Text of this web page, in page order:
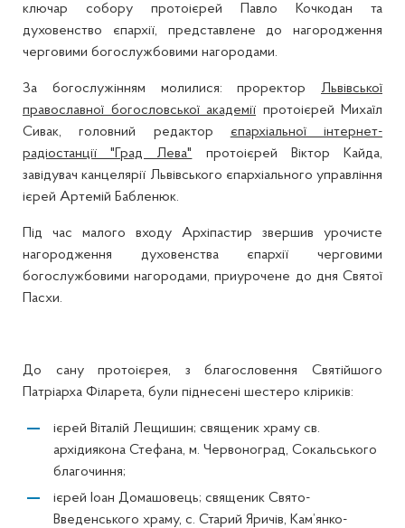
ключар собору протоієрей Павло Кочкодан та
духовенство єпархії, представлене до нагородження
черговими богослужбовими нагородами.
За богослужінням молилися: проректор Львівської
православної богословської академії протоієрей Михаїл
Сивак, головний редактор єпархіальної інтернет-
радіостанції "Град Лева" протоієрей Віктор Кайда,
завідувач канцелярії Львівського єпархіального управління
ієрей Артемій Бабленюк.
Під час малого входу Архіпастир звершив урочисте
нагородження духовенства єпархії черговими
богослужбовими нагородами, приурочене до дня Святої
Пасхи.
До сану протоієрея, з благословення Святійшого
Патріарха Філарета, були піднесені шестеро кліриків:
ієрей Віталій Лещишин; священик храму св.
архідиякона Стефана, м. Червоноград, Сокальського
благочиння;
ієрей Іоан Домашовець; священик Свято-
Введенського храму, с. Старий Яричів, Кам’янко-